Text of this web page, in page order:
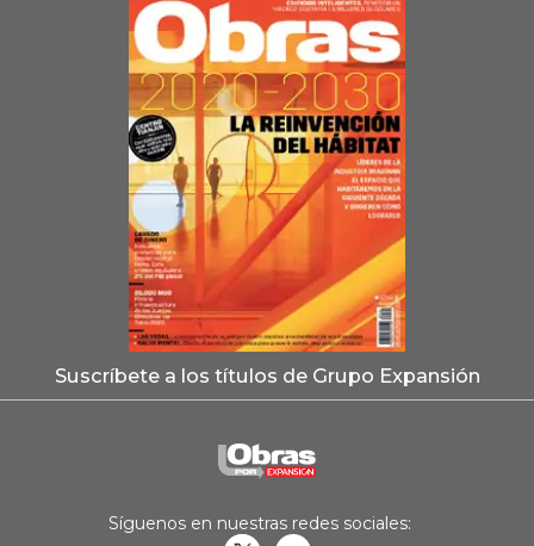
Suscríbete a los títulos de Grupo Expansión
Síguenos en nuestras redes sociales: